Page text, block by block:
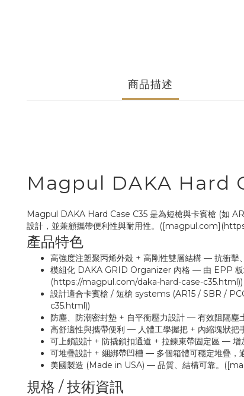
商品描述
Magpul DAKA Hard
Magpul DAKA Hard Case C35 是為短槍與卡賓槍 (如
設計，並兼顧攜帶便利性與耐用性。
產品特色
高強度注塑聚丙烯外殼 + 高剛性雙層結構 — 抗衝
模組化 DAKA GRID Organizer 內格 — 由 EPP 板
(https://magpul.com/daka-hard-case-c35.html))
設計適合卡賓槍 / 短槍 systems (AR15 / SBR /
c35.html))
防塵、防潮密封墊 + 自平衡壓力設計 — 有效阻隔
高舒適性與攜帶便利 — 人體工學握把 + 內縮塊狀
可上鎖設計 + 防撬鎖扣通道 + 拉鍊束帶固定區 —
可堆疊設計 + 綑綁帶凹槽 — 多個箱體可穩定堆
美國製造 (Made in USA) — 品質、結構可靠。
規格 / 技術資訊